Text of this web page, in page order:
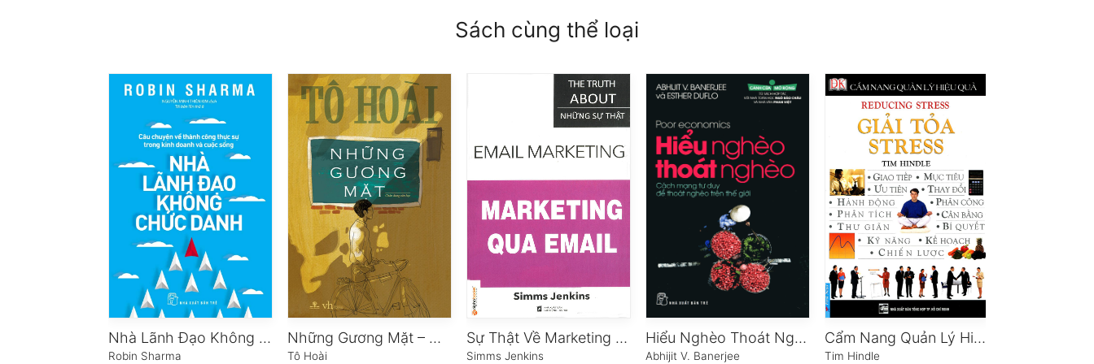
Sách cùng thể loại
Nhà Lãnh Đạo Không Chức Danh
Robin Sharma
Những Gương Mặt – Chân Dung Văn Học
Tô Hoài
Sự Thật Về Marketing Qua Email
Simms Jenkins
Hiểu Nghèo Thoát Nghèo
Abhijit V. Banerjee
Cẩm Nang Quản Lý Hiệu Quả: Giải Tỏa Stress
Tim Hindle